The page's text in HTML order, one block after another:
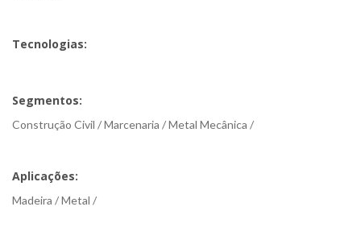
Tecnologias:
Segmentos:
Construção Civil / Marcenaria / Metal Mecânica /
Aplicações:
Madeira / Metal /